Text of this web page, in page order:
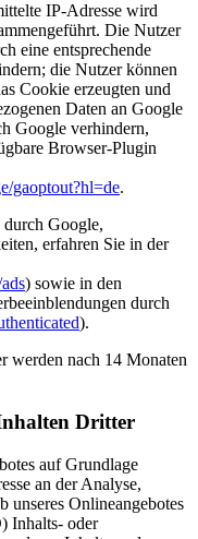
IP-Adresse wird
Die Nutzer
eine entsprechende
die Nutzer können
Cookie erzeugten und
Daten an Google
Google verhindern,
Browser-Plugin
gaoptout?hl=de.
Google,
erfahren Sie in der
) sowie in den
durch
).
werden nach 14 Monaten
Dritter
auf Grundlage
an der Analyse,
Onlineangebotes
Inhalts- oder